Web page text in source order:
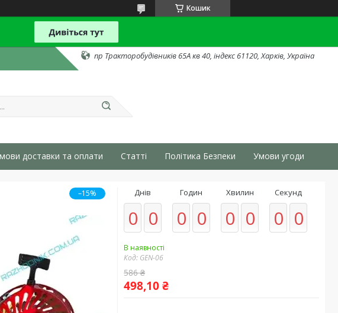
Кошик
пр Тракторобудівників 65А кв 40, індекс 61120, Харків, Україна
доставки та оплати Статті Політика Безпеки Умови угоди
–15% Днів
0 0
Годин
0 0
Хвилин
0 0
Секунд
0 0
В наявності
Код: GEN-06
586 ₴
498,10 ₴